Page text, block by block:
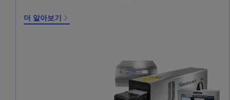
더 알아보기